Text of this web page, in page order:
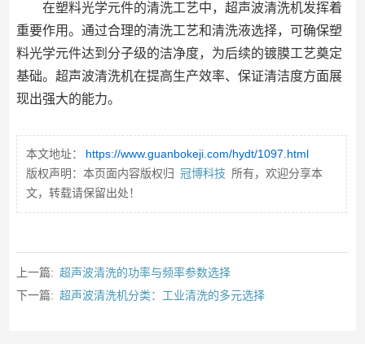
在塑料光学元件的清洗工艺中，超声波清洗机发挥着
重要作用。通过合理的清洗工艺和清洗液选择，可确保塑
料光学元件达到分子级的洁净度，为后续的镀膜工艺奠定
基础。超声波清洗机在提高生产效率、保证清洁度方面展
现出强大的能力。
本文地址：
https://www.guanbokeji.com/hydt/1097.html
版权声明：本页面内容版权归 冠博科技 所有，欢迎分享本
文，转载请保留出处！
上一篇: 超声波清洗的功率与频率参数选择
下一篇: 超声波清洗机分类：工业清洗的多元选择